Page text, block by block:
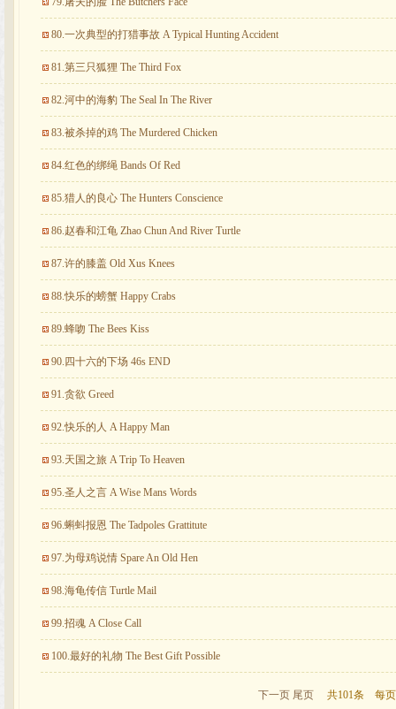
80.一次典型的打猎事故 A Typical Hunting Accident
81.第三只狐狸 The Third Fox
82.河中的海豹 The Seal In The River
83.被杀掉的鸡 The Murdered Chicken
84.红色的绑绳 Bands Of Red
85.猎人的良心 The Hunters Conscience
86.赵春和江龟 Zhao Chun And River Turtle
87.许的膝盖 Old Xus Knees
88.快乐的螃蟹 Happy Crabs
89.蜂吻 The Bees Kiss
90.四十六的下场 46s END
91.贪欲 Greed
92.快乐的人 A Happy Man
93.天国之旅 A Trip To Heaven
95.圣人之言 A Wise Mans Words
96.蝌蚪报恩 The Tadpoles Grattitute
97.为母鸡说情 Spare An Old Hen
98.海龟传信 Turtle Mail
99.招魂 A Close Call
100.最好的礼物 The Best Gift Possible
下一页 尾页共101条 每页